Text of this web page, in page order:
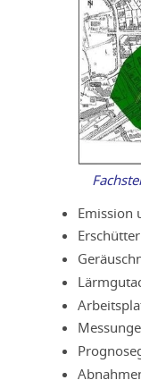
Emission